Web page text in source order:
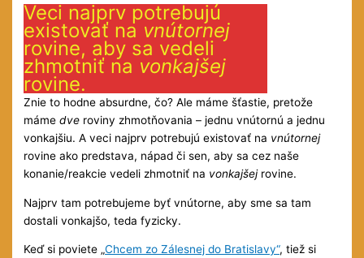
Veci najprv potrebujú
existovať na vnútornej
rovine, aby sa vedeli
zhmotniť na vonkajšej
rovine.
Znie to hodne absurdne, čo? Ale máme šťastie, pretože
mámedve roviny zhmotňovania – jednu vnútornú a jednu
vonkajšiu. A veci najprv potrebujú existovať na vnútornej
rovine ako predstava, nápad či sen, aby sa cez naše
konanie/reakcie vedeli zhmotniť na vonkajšejrovine.
Najprv tam potrebujeme byť vnútorne, aby sme sa tam
dostali vonkajšo, teda fyzicky.
Keď si poviete „Chcem zo Zálesnej do Bratislavy“, tiež si